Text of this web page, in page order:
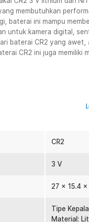
membutuhkan
baterai ini mampu
untuk kamera digital,
baterai CR2 yang
CR2 ini juga memiliki
untuk Perangkat
pakai CR2 ini dirancang
bahkan saat digunakan
3 V Lithium
baik dibanding baterai
Hingga 10 Tahun
CR2
3 V
27 x 15.4 x
Tipe
Material: